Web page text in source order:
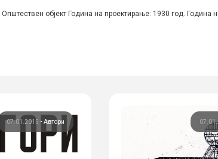
објект Година на проектирање: 1930 год. Година
07.01.2015 •Автори